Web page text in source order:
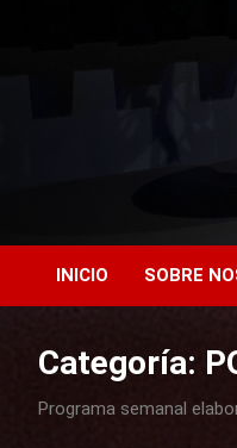
Onda
INICIO SOBRE
Categoría:
Programa semanal